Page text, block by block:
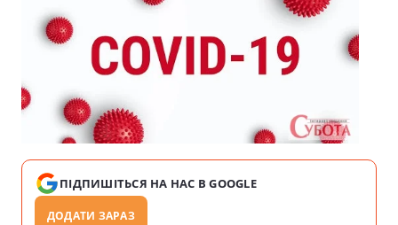
ПІДПИШІТЬСЯ НА НАС В GOOGLE
ДОДАТИ ЗАРАЗ